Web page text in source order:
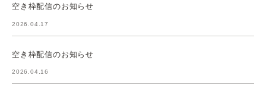
空き枠配信のお知らせ
2026.04.17
空き枠配信のお知らせ
2026.04.16